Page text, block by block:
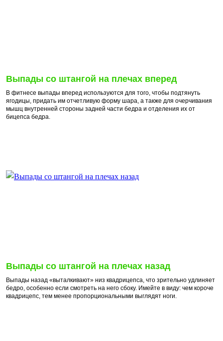
Выпады со штангой на плечах вперед
В фитнесе выпады вперед используются для того, чтобы подтянуть
ягодицы, придать им отчетливую форму шара, а также для очерчивания
мышц внутренней стороны задней части бедра и отделения их от
бицепса бедра.
Выпады со штангой на плечах назад
Выпады назад «выталкивают» низ квадрицепса, что зрительно удлиняет
бедро, особенно если смотреть на него сбоку. Имейте в виду: чем короче
квадрицепс, тем менее пропорциональными выглядят ноги.